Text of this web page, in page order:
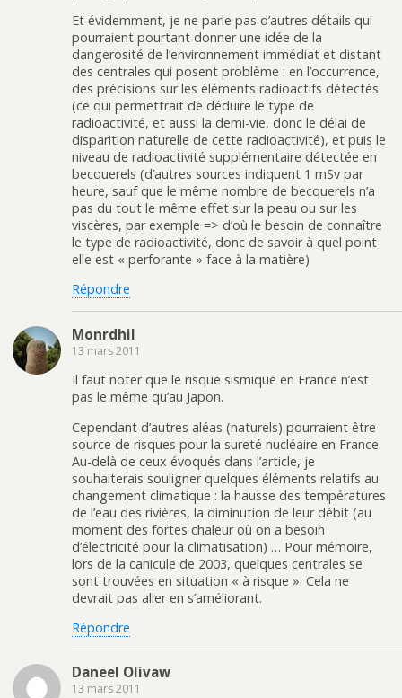
Et évidemment, je ne parle pas d’autres détails qui
pourraient pourtant donner une idée de la
dangerosité de l’environnement immédiat et distant
des centrales qui posent problème : en l’occurrence,
des précisions sur les éléments radioactifs détectés
(ce qui permettrait de déduire le type de
radioactivité, et aussi la demi-vie, donc le délai de
disparition naturelle de cette radioactivité), et puis le
niveau de radioactivité supplémentaire détectée en
becquerels (d’autres sources indiquent 1 mSv par
heure, sauf que le même nombre de becquerels n’a
pas du tout le même effet sur la peau ou sur les
viscères, par exemple => d’où le besoin de connaître
le type de radioactivité, donc de savoir à quel point
elle est « perforante » face à la matière)
Répondre
Monrdhil
13 mars 2011
Il faut noter que le risque sismique en France n’est
pas le même qu’au Japon.
Cependant d’autres aléas (naturels) pourraient être
source de risques pour la sureté nucléaire en France.
Au-delà de ceux évoqués dans l’article, je
souhaiterais souligner quelques éléments relatifs au
changement climatique : la hausse des températures
de l’eau des rivières, la diminution de leur débit (au
moment des fortes chaleur où on a besoin
d’électricité pour la climatisation) … Pour mémoire,
lors de la canicule de 2003, quelques centrales se
sont trouvées en situation « à risque ». Cela ne
devrait pas aller en s’améliorant.
Répondre
Daneel Olivaw
13 mars 2011